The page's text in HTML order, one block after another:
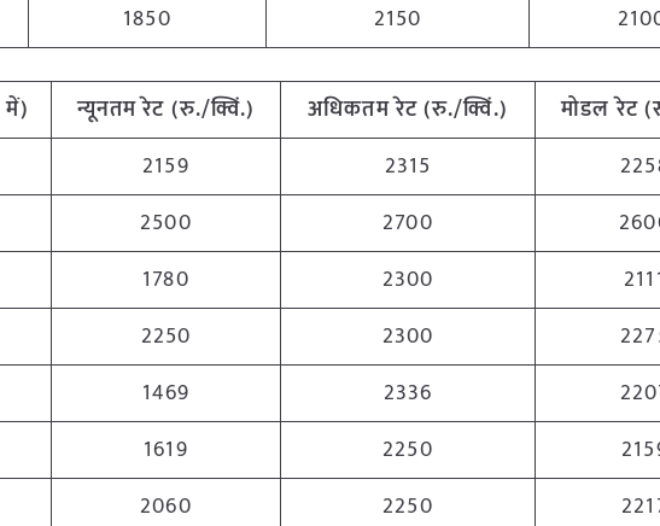
1850 2150
में) न्यूनतमरेट (रु./क्विं.) अधिकतमरेट (रु./क्विं.) मोडल रेट(
2159 2315
2500 2700
1780 2300
2250 2300
1469 2336
1619 2250
2060 2250